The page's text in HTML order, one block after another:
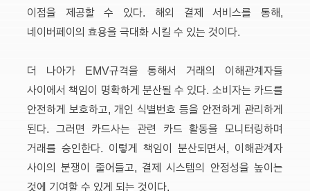
이점을 제공할 수 있다. 해외 결제 서비스를 통해,
네이버페이의 효용을 극대화 시킬 수 있는 것이다.
더 나아가 EMV규격을 통해서 거래의 이해관계자들
사이에서 책임이 명확하게 분산될 수 있다. 소비자는 카드를
안전하게 보호하고, 개인 식별번호 등을 안전하게 관리하게
된다. 그러면 카드사는 관련 카드 활동을 모니터링하며
거래를 승인한다. 이렇게 책임이 분산되면서, 이해관계자
사이의 분쟁이 줄어들고, 결제 시스템의 안정성을 높이는
것에 기여할 수 있게 되는 것이다.